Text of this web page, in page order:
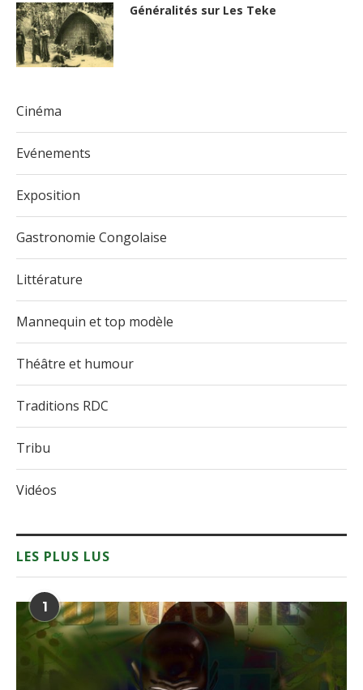
Généralités sur Les Teke
Cinéma
Evénements
Exposition
Gastronomie Congolaise
Littérature
Mannequin et top modèle
Théâtre et humour
Traditions RDC
Tribu
Vidéos
LES PLUS LUS
1